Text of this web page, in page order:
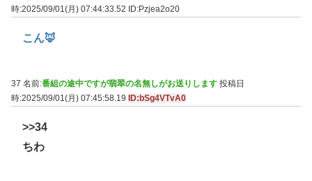
時:2025/09/01(月) 07:44:33.52 ID:Pzjea2o20
こん🦊
37 名前:番組の途中ですが翡翠の名無しがお送りします 投稿日
時:2025/09/01(月) 07:45:58.19
ID:bSg4VTvA0
>>34
ちわ